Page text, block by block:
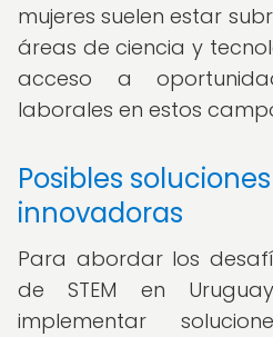
mujeres suelen estar
áreas de ciencia y
acceso a
laborales en estos
Posibles
innovadoras
Para abordar los
de STEM en
implementar